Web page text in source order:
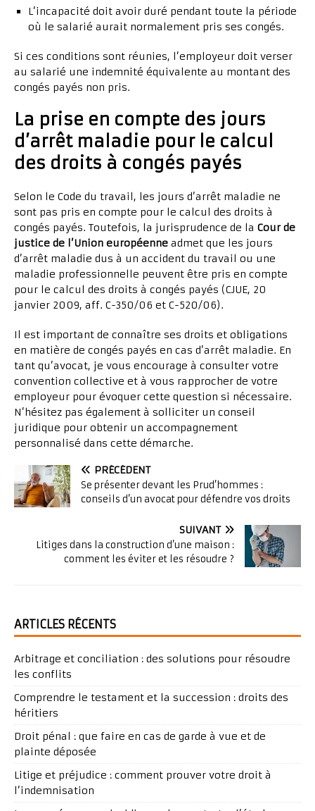
L’incapacité doit avoir duré pendant toute la période
où le salarié aurait normalement pris ses congés.
Si ces conditions sont réunies, l’employeur doit verser
au salarié une indemnité équivalente au montant des
congés payés non pris.
La prise en compte des jours
d’arrêt maladie pour le calcul
des droits à congés payés
Selon le Code du travail, les jours d’arrêt maladie ne
sont pas pris en compte pour le calcul des droits à
congés payés. Toutefois, la jurisprudence de la Cour de
justice de l’Union européenne admet que les jours
d’arrêt maladie dus à un accident du travail ou une
maladie professionnelle peuvent être pris en compte
pour le calcul des droits à congés payés (CJUE, 20
janvier 2009, aff. C-350/06 et C-520/06).
Il est important de connaître ses droits et obligations
en matière de congés payés en cas d’arrêt maladie. En
tant qu’avocat, je vous encourage à consulter votre
convention collective et à vous rapprocher de votre
employeur pour évoquer cette question si nécessaire.
N’hésitez pas également à solliciter un conseil
juridique pour obtenir un accompagnement
personnalisé dans cette démarche.
PRÉCÉDENT
Se présenter devant les Prud’hommes :
conseils d’un avocat pour défendre vos droits
SUIVANT
Litiges dans la construction d’une maison :
comment les éviter et les résoudre ?
ARTICLES RÉCENTS
Arbitrage et conciliation : des solutions pour résoudre
les conflits
Comprendre le testament et la succession : droits des
héritiers
Droit pénal : que faire en cas de garde à vue et de
plainte déposée
Litige et préjudice : comment prouver votre droit à
l’indemnisation